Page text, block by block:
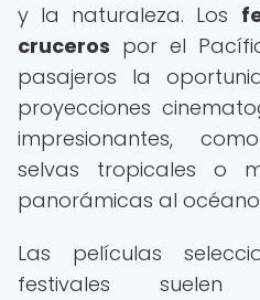
y la naturaleza. Los
cruceros por el
pasajeros la
proyecciones
impresionantes,
selvas tropicales o
panorámicas al
Las películas
festivales